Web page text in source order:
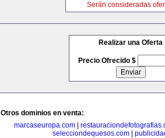
Serán consideradas
Realizar una Oferta
Precio Ofrecido $
Otros dominios en venta:
marcaseuropa.com|
selecciondequesos.com|